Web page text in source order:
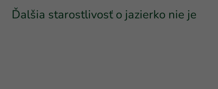
Ďalšia starostlivosť o jazierko nie je